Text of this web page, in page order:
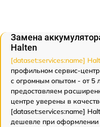
Замена
Halten
[dataset:services:name]
профильном сервис-
с огромным опытом - от 5
предоставляем
центре уверены в
[dataset:services:name]
дешевле при